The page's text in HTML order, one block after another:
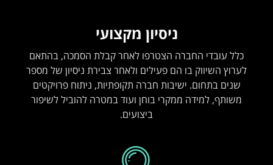
ניסיון מקצועי
כלל עובדי החברה הצטרפו לאחר קבלת הסמכה, בהתאם
לערוץ השיווק בו הם פעילים ולאחר צבירת ניסיון של מספר
שנים בתחום. ישיבות חברה תקופתיות, ניתוח פרויקטים
משותף, למידה ממקרי בוחן ועוד במטרה להוביל לשיפור
ביצועים.